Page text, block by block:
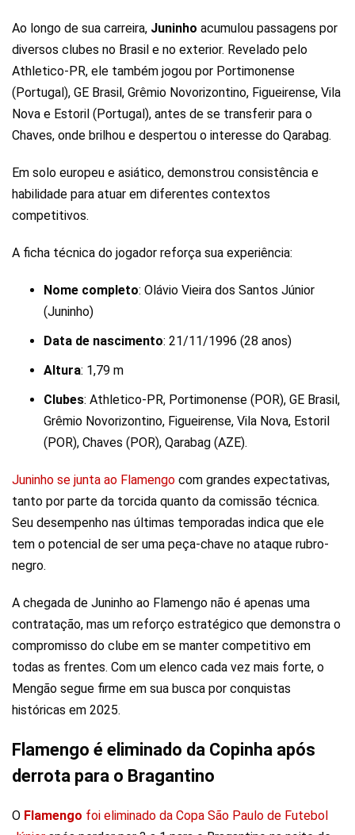
Ao longo de sua carreira, Juninho acumulou passagens por
diversos clubes no Brasil e no exterior. Revelado pelo
Athletico-PR, ele também jogou por Portimonense
(Portugal), GE Brasil, Grêmio Novorizontino, Figueirense, Vila
Nova e Estoril (Portugal), antes de se transferir para o
Chaves, onde brilhou e despertou o interesse do Qarabag.
Em solo europeu e asiático, demonstrou consistência e
habilidade para atuar em diferentes contextos
competitivos.
A ficha técnica do jogador reforça sua experiência:
Nome completo: Olávio Vieira dos Santos Júnior
(Juninho)
Data de nascimento: 21/11/1996 (28 anos)
Altura: 1,79 m
Clubes: Athletico-PR, Portimonense (POR), GE Brasil,
Grêmio Novorizontino, Figueirense, Vila Nova, Estoril
(POR), Chaves (POR), Qarabag (AZE).
Juninho se junta ao Flamengo com grandes expectativas,
tanto por parte da torcida quanto da comissão técnica.
Seu desempenho nas últimas temporadas indica que ele
tem o potencial de ser uma peça-chave no ataque rubro-
negro.
A chegada de Juninho ao Flamengo não é apenas uma
contratação, mas um reforço estratégico que demonstra o
compromisso do clube em se manter competitivo em
todas as frentes. Com um elenco cada vez mais forte, o
Mengão segue firme em sua busca por conquistas
históricas em 2025.
Flamengo é eliminado da Copinha após
derrota para o Bragantino
O Flamengo foi eliminado da Copa São Paulo de Futebol